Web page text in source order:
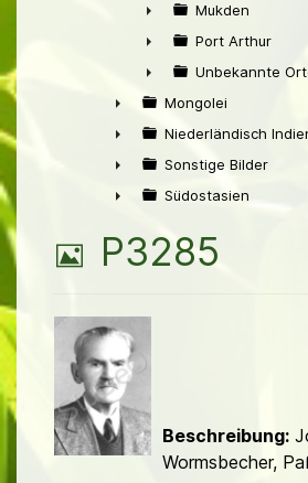
►
Mukden
►
Port Arthur
►
Unbekannte
►
Mongolei
►
Niederländisch
►
Sonstige Bilder
Südostasien
B
l
d
P3285
Beschreibung:
Wormsbecher,